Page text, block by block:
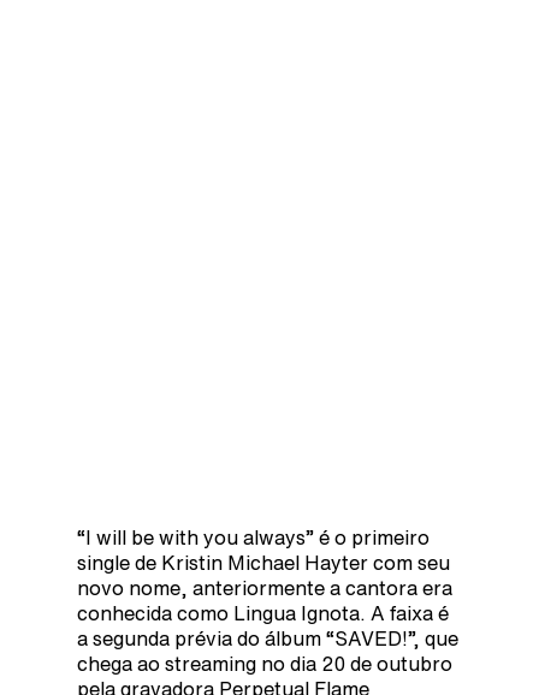
“I will be with you always” é o primeiro
single de Kristin Michael Hayter com seu
novo nome, anteriormente a cantora era
conhecida como Lingua Ignota. A faixa é
a segunda prévia do álbum “SAVED!”, que
chega ao streaming no dia 20 de outubro
pela gravadora Perpetual Flame